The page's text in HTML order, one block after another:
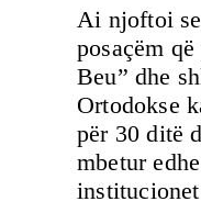
Ai njoftoi
posaçëm
Beu” dhe
Ortodokse
për 30 ditë
mbetur